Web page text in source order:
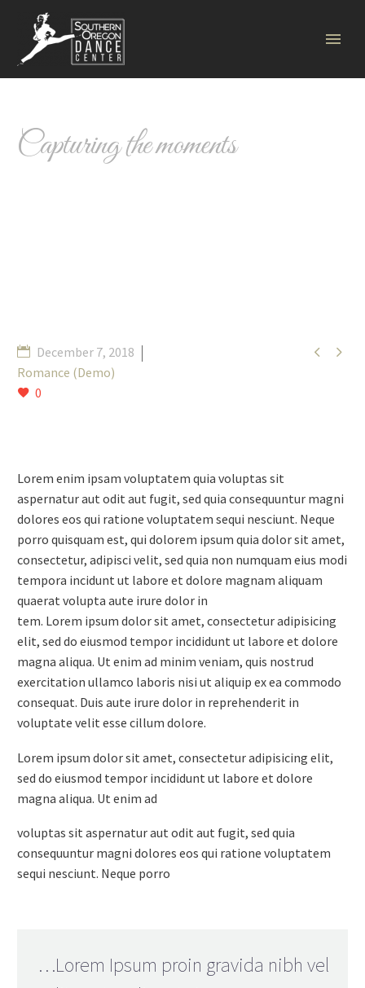
FASHIONretro
Capturing the moments
 
December 7, 2018
Romance (Demo)
0
Lorem enim ipsam voluptatem quia voluptas sit
aspernatur aut odit aut fugit, sed quia consequuntur magni
dolores eos qui ratione voluptatem sequi nesciunt. Neque
porro quisquam est, qui dolorem ipsum quia dolor sit amet,
consectetur, adipisci velit, sed quia non numquam eius modi
tempora incidunt ut labore et dolore magnam aliquam
quaerat volupta aute irure dolor in
tem. Lorem ipsum dolor sit amet, consectetur adipisicing
elit, sed do eiusmod tempor incididunt ut labore et dolore
magna aliqua. Ut enim ad minim veniam, quis nostrud
exercitation ullamco laboris nisi ut aliquip ex ea commodo
consequat. Duis aute irure dolor in reprehenderit in
voluptate velit esse cillum dolore.
Lorem ipsum dolor sit amet, consectetur adipisicing elit,
sed do eiusmod tempor incididunt ut labore et dolore
magna aliqua. Ut enim ad
voluptas sit aspernatur aut odit aut fugit, sed quia
consequuntur magni dolores eos qui ratione voluptatem
sequi nesciunt. Neque porro
…Lorem Ipsum proin gravida nibh vel